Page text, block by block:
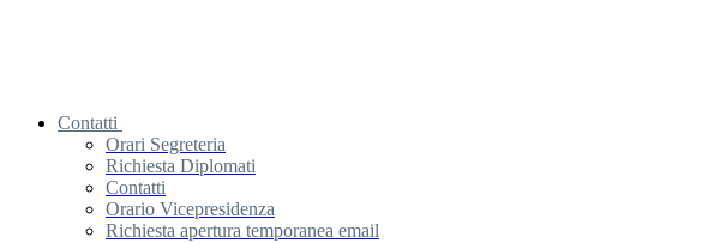
Contatti
Orari Segreteria
Richiesta Diplomati
Contatti
Orario Vicepresidenza
Richiesta apertura temporanea email